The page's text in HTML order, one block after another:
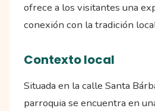
ofrece a los visitantes una
conexión con la tradición
Contexto local
Situada en la calle Santa
parroquia se encuentra en